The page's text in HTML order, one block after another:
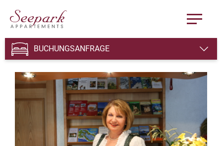
BUCHUNGSANFRAGE